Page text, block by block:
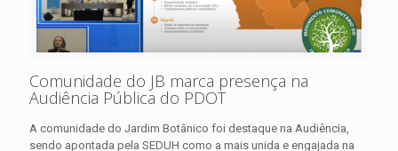
Comunidade do JB marca presença na
Audiência Pública do PDOT
A comunidade do Jardim Botânico foi destaque na Audiência,
sendo apontada pela SEDUH como a mais unida e engajada na